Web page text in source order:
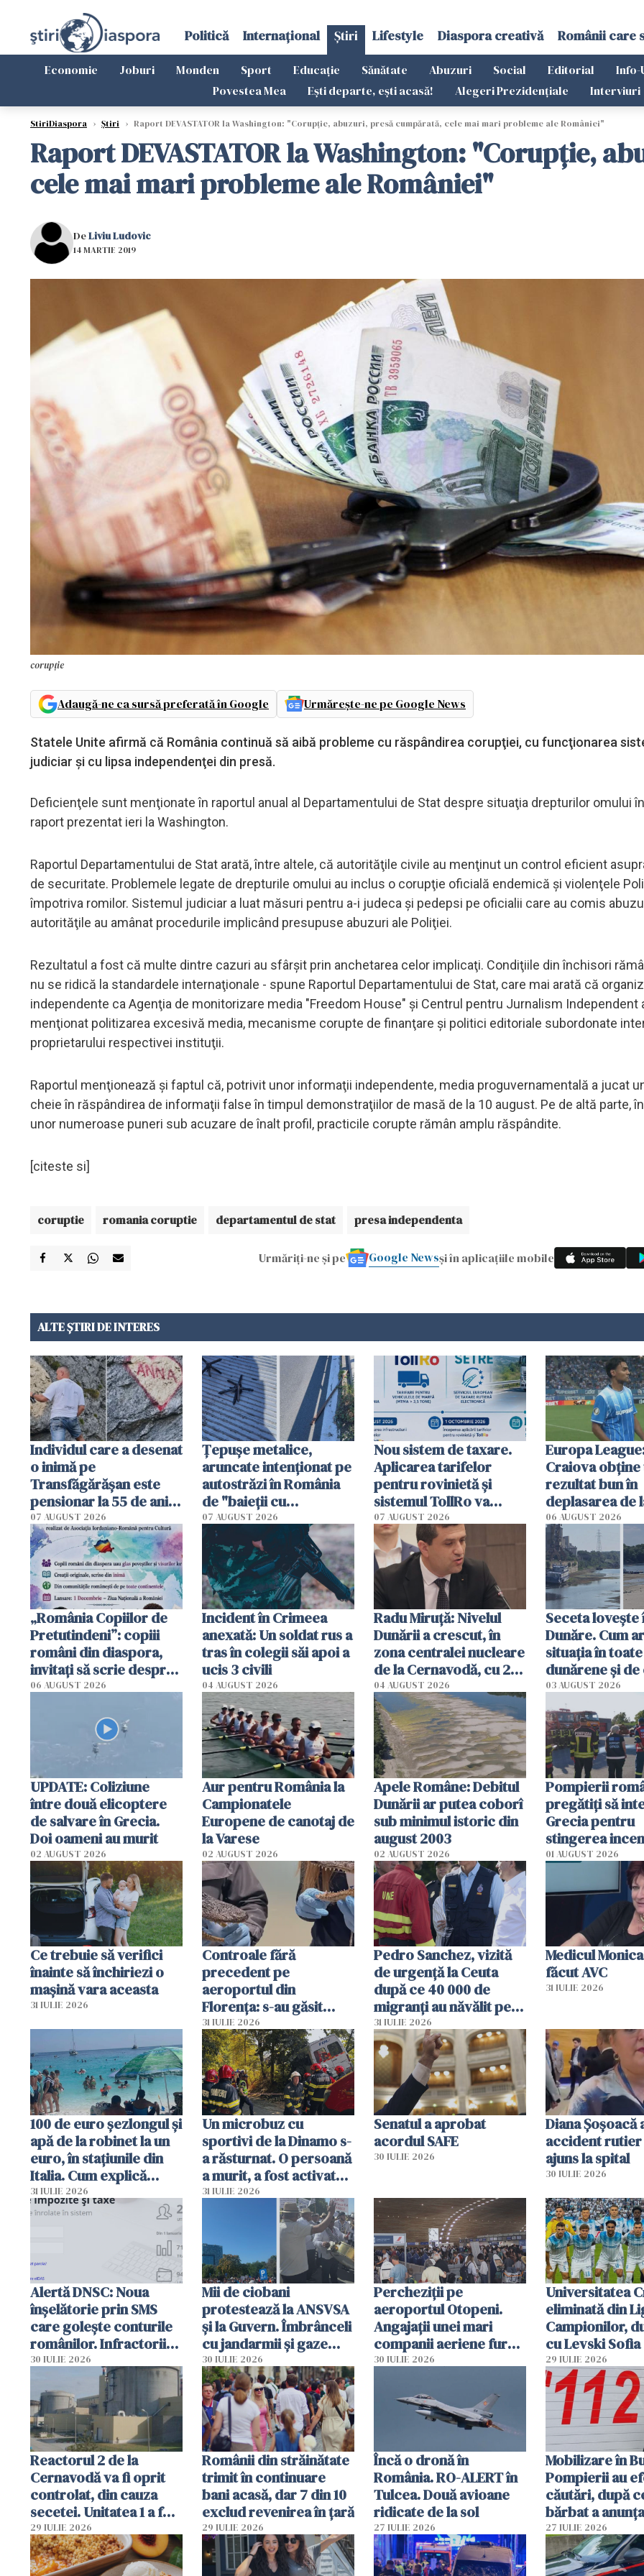
Politică Internațional Știri Lifestyle Diaspora creativă Românii care
Economie Joburi Monden Sport Educație Sănătate Abuzuri Social Editorial Info-
Povestea Mea
Ești departe, ești acasă! Alegeri Prezidențiale Interviuri
StiriDiaspora › Știri › Raport DEVASTATOR la Washington: "Corupție, abuzuri, presă cumpărată, cele mai mari probleme ale României"
Raport DEVASTATOR la Washington: "Corupție,
cele mai mari probleme ale României"
DeLiviu Ludovic
14 MARTIE 2019
corupție
Adaugă-ne ca sursă preferată în Google Urmărește-ne pe Google News
Statele Unite afirmă că România continuă să aibă probleme cu răspândirea corupţiei, cu funcţionarea
judiciar şi cu lipsa independenţei din presă.
Deficienţele sunt menţionate în raportul anual al Departamentului de Stat despre situaţia drepturilor omului
raport prezentat ieri la Washington.
Raportul Departamentului de Stat arată, între altele, că autorităţile civile au menţinut un control eficient
de securitate. Problemele legate de drepturile omului au inclus o corupţie oficială endemică şi violenţele
împotriva romilor. Sistemul judiciar a luat măsuri pentru a-i judeca şi pedepsi pe oficialii care au comis
autorităţile au amânat procedurile implicând presupuse abuzuri ale Poliţiei.
Rezultatul a fost că multe dintre cazuri au sfârşit prin anchetarea celor implicaţi. Condiţiile din închisori
nu se ridică la standardele internaţionale - spune Raportul Departamentului de Stat, care mai arată că
independente ca Agenţia de monitorizare media "Freedom House" şi Centrul pentru Jurnalism Independent
menţionat politizarea excesivă media, mecanisme corupte de finanţare şi politici editoriale subordonate
proprietarului respectivei instituţii.
Raportul menţionează şi faptul că, potrivit unor informaţii independente, media proguvernamentală a jucat
cheie în răspândirea de informaţii false în timpul demonstraţiilor de masă de la 10 august. Pe de altă parte,
unor numeroase puneri sub acuzare de înalt profil, practicile corupte rămân amplu răspândite.
[citeste si]
coruptie romania coruptie departamentul de stat presa independenta
Urmăriți-ne și pe Google Newsși în aplicațiile mobile
ALTE ȘTIRI DE INTERES
Individul care a desenat
o inimă pe
Transfăgărășan este
pensionar la 55 de ani.
Poliția l-a identificat
07 AUGUST 2026
Țepușe metalice,
aruncate intenționat pe
autostrăzi în România
de "baieții cu
platforme": "Mi-au
cerut 1200 lei să mă
tracteze"
07 AUGUST 2026
Nou sistem de taxare.
Aplicarea tarifelor
pentru rovinietă şi
sistemul TollRo va
începe la 1 octombrie
07 AUGUST 2026
Europa
Craiova obține
rezultat bun în
deplasarea de
06 AUGUST 2026
„România Copiilor de
Pretutindeni”: copiii
români din diaspora,
invitați să scrie despre
România într-un volum
06 AUGUST 2026
Incident în Crimeea
anexată: Un soldat rus a
tras în colegii săi apoi a
ucis 3 civili
04 AUGUST 2026
Radu Miruţă: Nivelul
Dunării a crescut, în
zona centralei nucleare
de la Cernavodă, cu 2
cm faţă de ziua trecută
04 AUGUST 2026
Seceta
Dunăre. Cum
situația în
dunărene și de
România
efectele, deși a
în iulie
03 AUGUST 2026
UPDATE: Coliziune
între două elicoptere
de salvare în Grecia.
Doi oameni au murit
02 AUGUST 2026
Aur pentru România la
Campionatele
Europene de canotaj de
la Varese
02 AUGUST 2026
Apele Române: Debitul
Dunării ar putea coborî
sub minimul istoric din
august 2003
02 AUGUST 2026
Pompierii
pregătiţi să
Grecia pentru
stingerea
01 AUGUST 2026
Ce trebuie să verifici
înainte să închiriezi o
mașină vara aceasta
31 IULIE 2026
Controale fără
precedent pe
aeroportul din
Florența: s-au găsit
capete de aligator și o
sumă imensă de bani
31 IULIE 2026
Pedro Sanchez, vizită
de urgență la Ceuta
după ce 40 000 de
migranți au năvălit pe
teritoriul spaniol: „Vom
mobiliza toate
resursele"
31 IULIE 2026
Medicul
făcut AVC
31 IULIE 2026
100 de euro șezlongul și
apă de la robinet la un
euro, în stațiunile din
Italia. Cum explică
autoritățile
31 IULIE 2026
Un microbuz cu
sportivi de la Dinamo s-
a răsturnat. O persoană
a murit, a fost activat
planul roșu de
31 IULIE 2026
Senatul a aprobat
acordul SAFE
30 IULIE 2026
Diana Șoșoacă
accident rutier
ajuns la spital
30 IULIE 2026
Alertă DNSC: Noua
înșelătorie prin SMS
care golește conturile
românilor. Infractorii
folosesc numele
Ghișeul.ro și al Poliției
Române
30 IULIE 2026
Mii de ciobani
protestează la ANSVSA
și la Guvern. Îmbrânceli
cu jandarmii și gaze
lacrimogene
30 IULIE 2026
Percheziții pe
aeroportul Otopeni.
Angajații unei mari
companii aeriene furau
parfumuri, ceasuri și
vânzării
30 IULIE 2026
Universitatea
eliminată din
Campionilor,
cu Levski Sofia
29 IULIE 2026
Reactorul 2 de la
Cernavodă va fi oprit
controlat, din cauza
secetei. Unitatea 1 a fost
deja oprită
29 IULIE 2026
Românii din străinătate
trimit în continuare
bani acasă, dar 7 din 10
exclud revenirea în țară
29 IULIE 2026
Încă o dronă în
România. RO-ALERT în
Tulcea. Două avioane
ridicate de la sol
27 IULIE 2026
Mobilizare în
Pompierii au
căutări, după
bărbat a
că a văzut un
luminos
27 IULIE 2026